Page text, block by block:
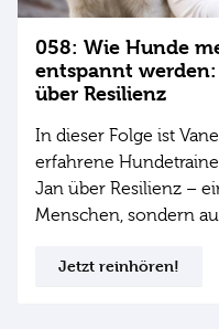
058: Wie Hunde
entspannt werden:
über Resilienz
In dieser Folge ist
erfahrene
Jan über Resilienz –
Menschen, sondern
Jetzt reinhören!